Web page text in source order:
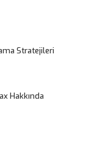
Stratejileri
Hakkında